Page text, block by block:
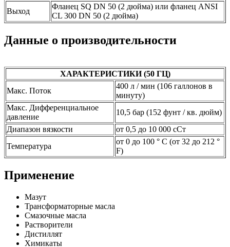
Выход
Фланец SQ DN 50 (2 дюйма) или фланец ANSI
CL 300 DN 50 (2 дюйма)
Данные о производительности
ХАРАКТЕРИСТИКИ (50 ГЦ)
Макс. Поток
400 л / мин (106 галлонов в
минуту)
Макс. Дифференциальное
давление
10,5 бар (152 фунт / кв. дюйм)
Диапазон вязкости
от 0,5 до 10 000 сСт
Температура
от 0 до 100 ° C (от 32 до 212 °
F)
Применение
Мазут
Трансформаторные масла
Смазочные масла
Растворители
Дистиллят
Химикаты